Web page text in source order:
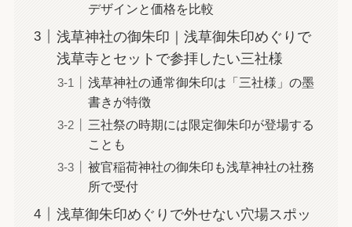
デザインと価格を比較
浅草神社の御朱印｜浅草御朱印めぐりで
浅草寺とセットで参拝したい三社様
浅草神社の通常御朱印は「三社様」の墨
書きが特徴
三社祭の時期には限定御朱印が登場する
ことも
被官稲荷神社の御朱印も浅草神社の社務
所で受付
浅草御朱印めぐりで外せない穴場スポッ